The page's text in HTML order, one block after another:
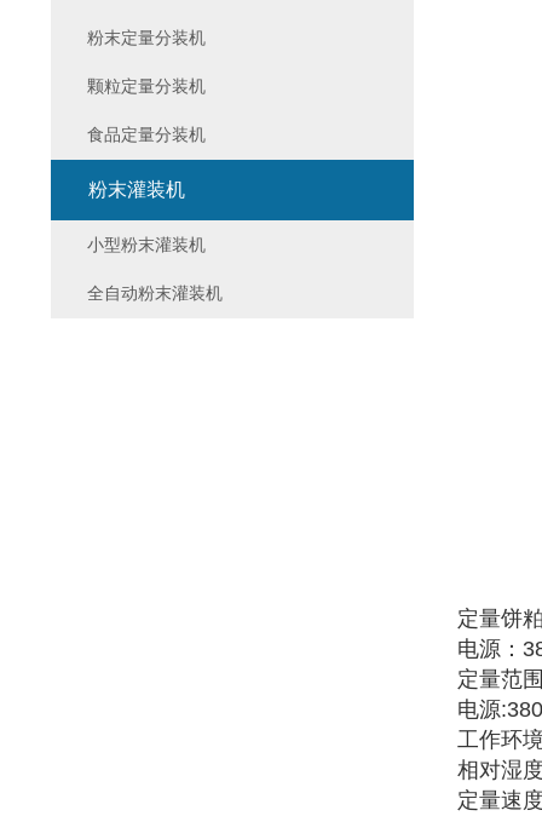
定量饼
电源：
定量范
电源
工作环
相对湿
定量速
粉末定量分装机
颗粒定量分装机
食品定量分装机
粉末灌装机
小型粉末灌装机
全自动粉末灌装机